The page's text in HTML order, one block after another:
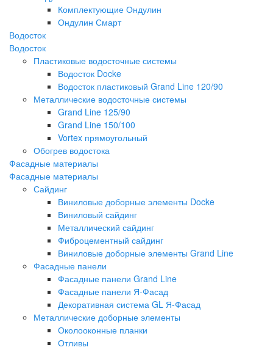
Комплектующие Ондулин
Ондулин Смарт
Водосток
Водосток
Пластиковые водосточные системы
Водосток Docke
Водосток пластиковый Grand Line 120/90
Металлические водосточные системы
Grand Line 125/90
Grand Line 150/100
Vortex прямоугольный
Обогрев водостока
Фасадные материалы
Фасадные материалы
Сайдинг
Виниловые доборные элементы Docke
Виниловый сайдинг
Металлический сайдинг
Фиброцементный сайдинг
Виниловые доборные элементы Grand Line
Фасадные панели
Фасадные панели Grand Line
Фасадные панели Я-Фасад
Декоративная система GL Я-Фасад
Металлические доборные элементы
Околооконные планки
Отливы